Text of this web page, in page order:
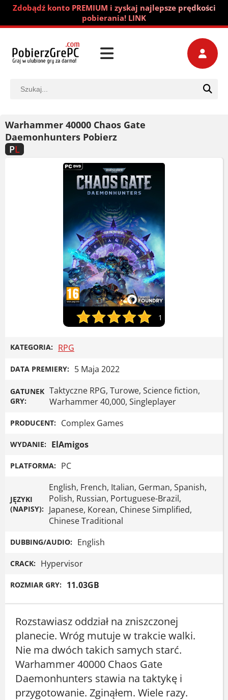
Zdobądź konto PREMIUM i zyskaj najlepsze prędkości
pobierania! LINK
Warhammer 40000 Chaos Gate
Daemonhunters Pobierz
PL
1
KATEGORIA: RPG
DATA PREMIERY: 5 Maja 2022
GATUNEK
GRY:
Taktyczne RPG, Turowe, Science fiction,
Warhammer 40,000, Singleplayer
PRODUCENT: Complex Games
WYDANIE: ElAmigos
PLATFORMA: PC
JĘZYKI
(NAPISY):
English, French, Italian, German, Spanish,
Polish, Russian, Portuguese-Brazil,
Japanese, Korean, Chinese Simplified,
Chinese Traditional
DUBBING/AUDIO: English
CRACK: Hypervisor
ROZMIAR GRY: 11.03GB
Rozstawiasz oddział na zniszczonej
planecie. Wróg mutuje w trakcie walki.
Nie ma dwóch takich samych starć.
Warhammer 40000 Chaos Gate
Daemonhunters stawia na taktykę i
przygotowanie. Zginąłem. Wiele razy.